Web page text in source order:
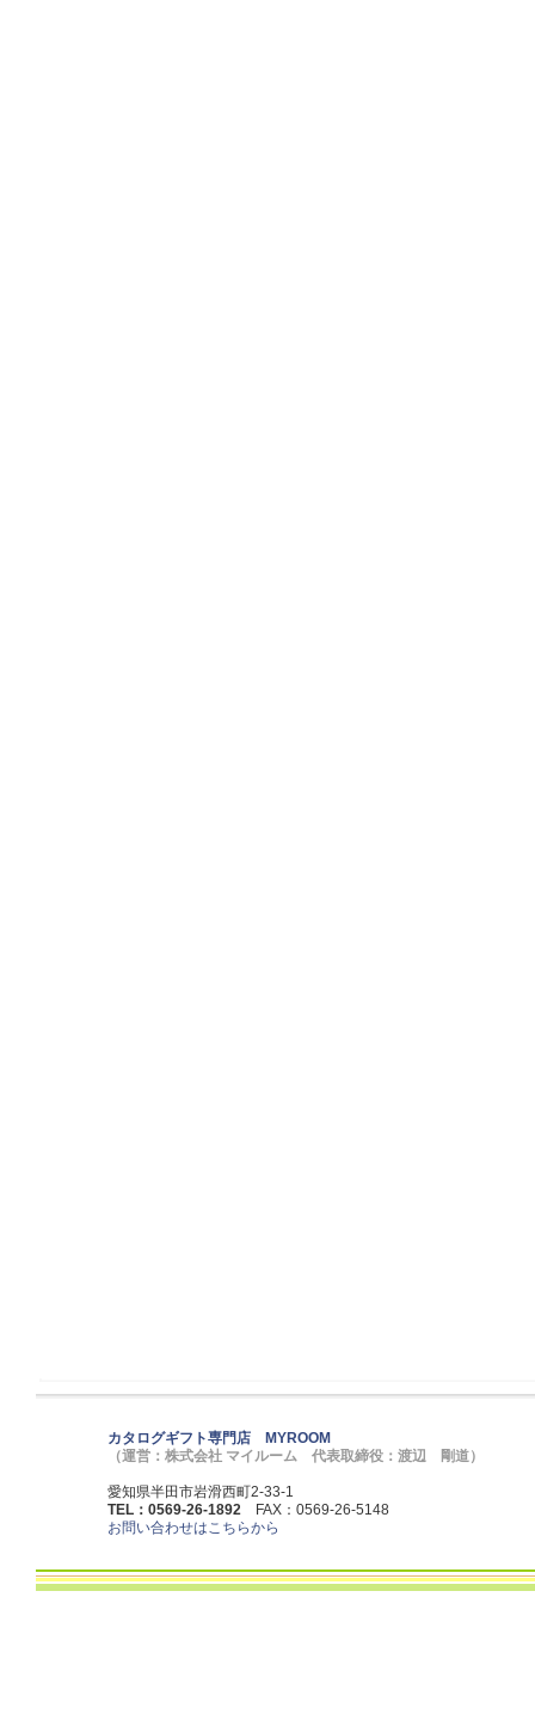
カタログギフト専門店 MYROOM
（運営：株式会社 マイルーム 代表取締役：渡辺 剛道）
愛知県半田市岩滑西町2-33-1
TEL：0569-26-1892 FAX：0569-26-5148
お問い合わせはこちらから